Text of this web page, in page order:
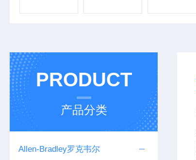
PRODUCT
产品分类
Allen-Bradley罗克韦尔